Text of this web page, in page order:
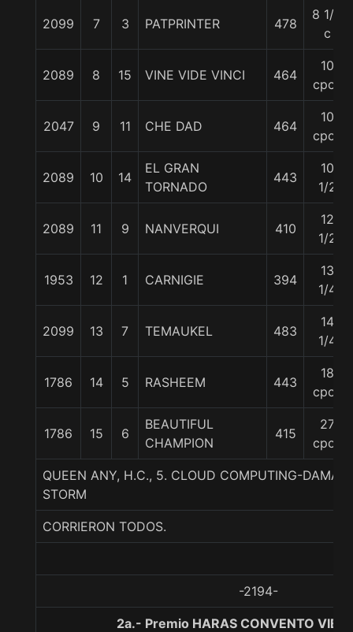
2099 7 3 PATPRINTER 478
8 1/2
c
2089 8 15 VINE VIDE VINCI 464
10
cpos
2047 9 11 CHE DAD 464
10
cpos
2089 10 14
EL GRAN
TORNADO
443
10
1/2
2089 11 9 NANVERQUI 410
12
1/2
1953 12 1 CARNIGIE 394
13
1/4
2099 13 7 TEMAUKEL 483
14
1/4
1786 14 5 RASHEEM 443
18
cpos
1786 15 6
BEAUTIFUL
CHAMPION
415
27
cpos
QUEEN ANY, H.C., 5. CLOUD COMPUTING-DAMA
STORM
CORRIERON TODOS.
-2194-
2a.- Premio HARAS CONVENTO